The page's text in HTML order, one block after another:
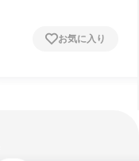
お気に入り